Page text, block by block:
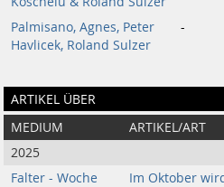
Palmisano, Agnes, Peter
Havlicek, Roland Sulzer
-
ARTIKEL ÜBER
MEDIUM ARTIKEL/ART
2025
Falter - Woche
Im Oktober